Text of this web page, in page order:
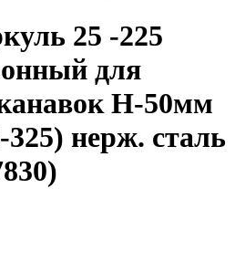
25 -225
для
Н-50мм
нерж. сталь